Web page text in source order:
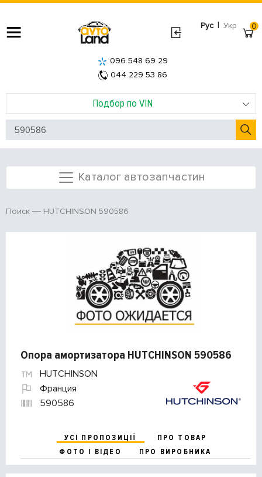
Рус | Укр
Подбор по VIN
096 548 69 29
044 229 53 86
0
Каталог автозапчастин
Поиск HUTCHINSON 590586
Опора амортизатора HUTCHINSON 590586
HUTCHINSON
Франция
590586
УСІ ПРОПОЗИЦІЇ
ПРО ТОВАР
ФОТО І ВІДЕО
ПРО ВИРОБНИКА